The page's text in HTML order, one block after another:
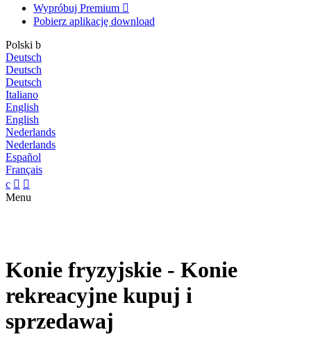
Wypróbuj Premium 
Pobierz aplikację download
Polski b
Deutsch
Deutsch
Deutsch
Italiano
English
English
Nederlands
Nederlands
Español
Français
c  
Menu
Konie fryzyjskie - Konie
rekreacyjne kupuj i
sprzedawaj